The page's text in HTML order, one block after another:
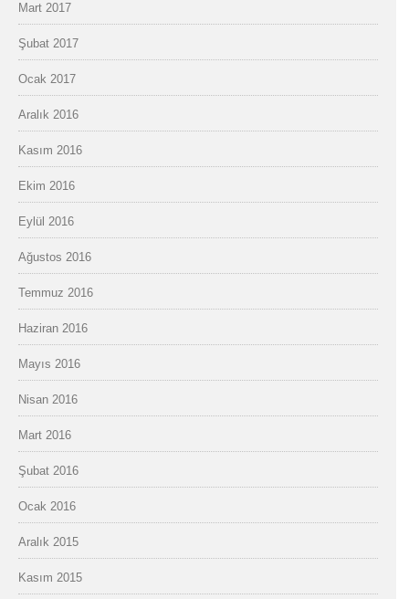
Mart 2017
Şubat 2017
Ocak 2017
Aralık 2016
Kasım 2016
Ekim 2016
Eylül 2016
Ağustos 2016
Temmuz 2016
Haziran 2016
Mayıs 2016
Nisan 2016
Mart 2016
Şubat 2016
Ocak 2016
Aralık 2015
Kasım 2015